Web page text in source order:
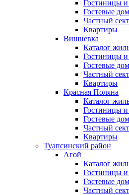
Гостиницы и
Гостевые
Частный
Квартиры
Вишневка
Каталог
Гостиницы и
Гостевые
Частный
Квартиры
Красная Поляна
Каталог
Гостиницы и
Гостевые
Частный
Квартиры
Туапсинский район
Агой
Каталог
Гостиницы и
Гостевые
Частный